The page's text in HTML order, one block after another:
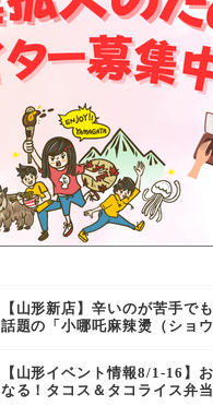
【山形新店】辛いのが苦手で
話題の「小哪吒麻辣燙（ショ
【山形イベント情報8/1-16】
なる！タコス＆タコライス弁